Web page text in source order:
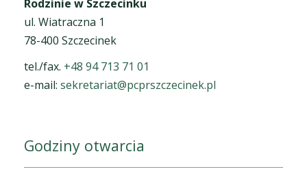
Rodzinie w Szczecinku
ul. Wiatraczna 1
78-400 Szczecinek
tel./fax. +48 94 713 71 01
e-mail: sekretariat@pcprszczecinek.pl
Godziny otwarcia